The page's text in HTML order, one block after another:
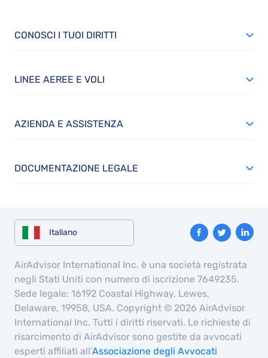
CONOSCI I TUOI DIRITTI
LINEE AEREE E VOLI
AZIENDA E ASSISTENZA
DOCUMENTAZIONE LEGALE
Italiano
AirAdvisor International Inc. è una società registrata
negli Stati Uniti con numero di iscrizione 7649235.
Sede legale: 16192 Coastal Highway, Lewes,
Delaware, 19958, USA. Copyright © 2026 AirAdvisor
International Inc. Tutti i diritti riservati. Le richieste di
risarcimento di AirAdvisor sono gestite da avvocati
esperti affiliati all’Associazione degli Avvocati